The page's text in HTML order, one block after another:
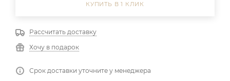
КУПИТЬ В 1 КЛИК
Рассчитать доставку
Хочу в подарок
Срок доставки уточните у менеджера